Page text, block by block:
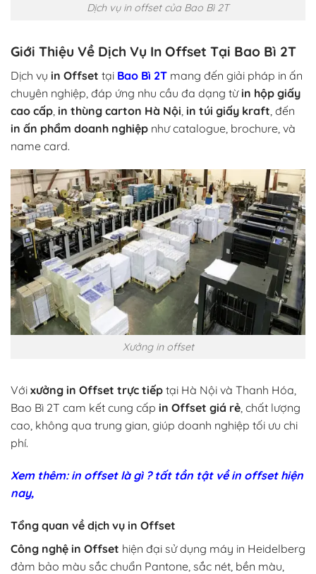
Dịch vụ in offset của Bao Bì 2T
Giới Thiệu Về Dịch Vụ In Offset Tại Bao Bì 2T
Dịch vụ in Offset tại Bao Bì 2T mang đến giải pháp in ấn
chuyên nghiệp, đáp ứng nhu cầu đa dạng từ in hộp giấy
cao cấp in thùng carton Hà Nội in túi giấy kraft , đến
in ấn phẩm doanh nghiệp như catalogue, brochure, và
name card.
Xưởng in offset
Với xưởng in Offset trực tiếp tại Hà Nội và Thanh Hóa,
Bao Bì 2T cam kết cung cấp in Offset giá rẻ, chất lượng
cao, không qua trung gian, giúp doanh nghiệp tối ưu chi
phí.
Xem thêm: in offset là gì ? tất tần tật về in offset hiện
nay,
Tổng quan về dịch vụ in Offset
Công nghệ in Offset hiện đại sử dụng máy in Heidelberg
đảm bảo màu sắc chuẩn Pantone, sắc nét, bền màu,